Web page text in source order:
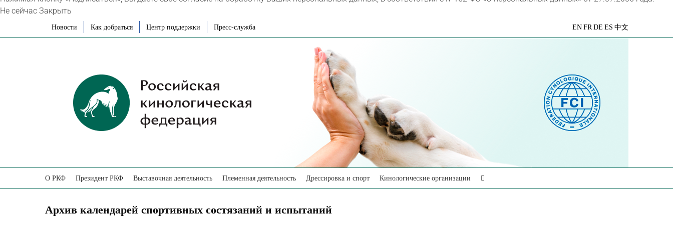
Не сейчас Закрыть
Новости Как добраться Центр поддержки Пресс-служба
Яндекс
EN FR DE ES 中文
О РКФ Президент РКФ Выставочная деятельность Племенная деятельность Дрессировка и спорт Кинологические организации
Архив календарей спортивных состязаний и испытаний